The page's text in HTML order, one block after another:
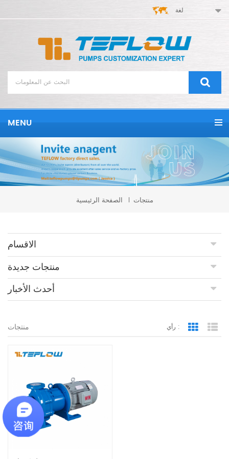
لغة
MENU
الصفحة الرئيسية منتجات
الاقسام
منتجات جديدة
أحدث الأخبار
منتجات رأي : Grid View